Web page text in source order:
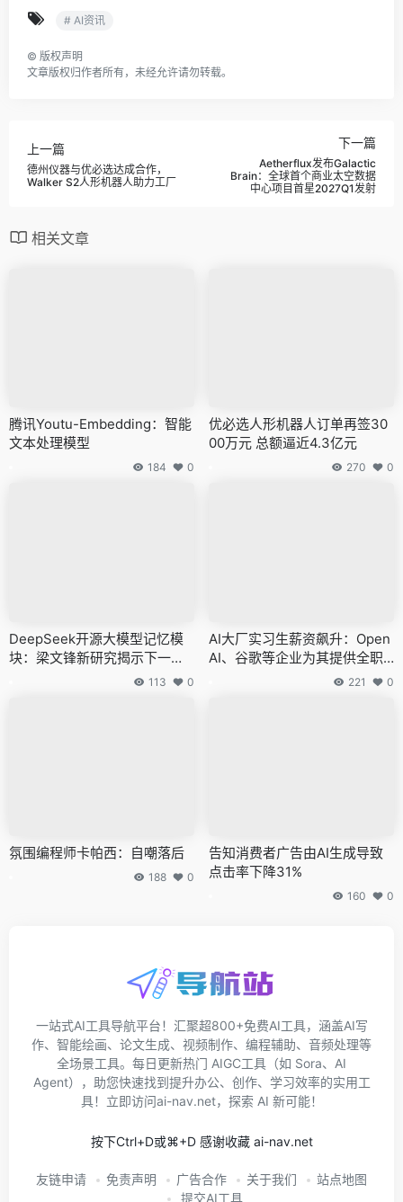
# AI资讯
© 版权声明
文章版权归作者所有，未经允许请勿转载。
上一篇
德州仪器与优必选达成合作，
Walker S2人形机器人助力工厂
下一篇
Aetherflux发布Galactic
Brain：全球首个商业太空数据
中心项目首星2027Q1发射
相关文章
腾讯Youtu-Embedding：智能
文本处理模型
184 0
优必选人形机器人订单再签30
00万元 总额逼近4.3亿元
270 0
DeepSeek开源大模型记忆模
块：梁文锋新研究揭示下一代
113 0
AI大厂实习生薪资飙升：Open
AI、谷歌等企业为其提供全职
221 0
氛围编程师卡帕西：自嘲落后
188 0
告知消费者广告由AI生成导致
点击率下降31%
160 0
一站式AI工具导航平台！汇聚超800+免费AI工具，涵盖AI写
作、智能绘画、论文生成、视频制作、编程辅助、音频处理等
全场景工具。每日更新热门 AIGC工具（如 Sora、AI
Agent），助您快速找到提升办公、创作、学习效率的实用工
具！立即访问ai-nav.net，探索 AI 新可能！
按下Ctrl+D或⌘+D 感谢收藏 ai-nav.net
友链申请 免责声明 广告合作 关于我们
站点地图
提交AI工具